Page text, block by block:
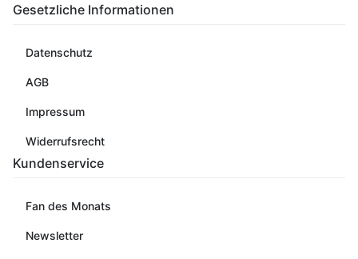
Gesetzliche Informationen
Datenschutz
AGB
Impressum
Widerrufsrecht
Kundenservice
Fan des Monats
Newsletter